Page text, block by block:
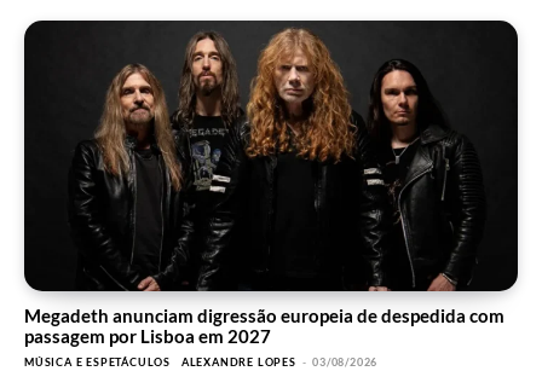
Megadeth anunciam digressão europeia de despedida com
passagem por Lisboa em 2027
MÚSICA E ESPETÁCULOS ALEXANDRE LOPES - 03/08/2026